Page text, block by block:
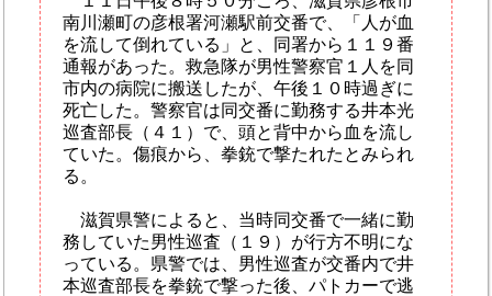
南川瀬町の彦根署河瀬駅前交番で、「人が血
を流して倒れている」と、同署から１１９番
通報があった。救急隊が男性警察官１人を同
市内の病院に搬送したが、午後１０時過ぎに
死亡した。警察官は同交番に勤務する井本光
巡査部長（４１）で、頭と背中から血を流し
ていた。傷痕から、拳銃で撃たれたとみられ
る。
滋賀県警によると、当時同交番で一緒に勤
務していた男性巡査（１９）が行方不明にな
っている。県警では、男性巡査が交番内で井
本巡査部長を拳銃で撃った後、パトカーで逃